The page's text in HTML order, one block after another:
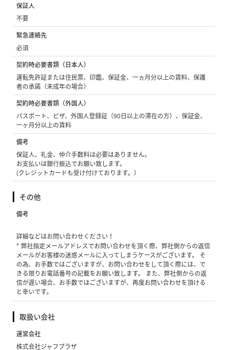
保証人
不要
緊急連絡先
必須
契約時必要書類（日本人）
運転免許証または住民票、印鑑、保証金、一ヵ月分以上の賃料、保護
者の承諾（未成年の場合）
契約時必要書類（外国人）
パスポート、ビザ、外国人登録証（90日以上の滞在の方）、保証金、
一ヶ月分以上の賃料
備考
保証人、礼金、仲介手数料は必要はありません。
お支払いは銀行振込でお願い致します。
(クレジットカードも受け付けております。）
その他
備考
詳細などはお問い合わせください！
* 弊社指定メールアドレスでお問い合わせを頂く際、弊社側からの返信
メールがお客様の迷惑メールに入ってしまうケースがございます。 そ
の為、お手数ではございますが、お問い合わせをして頂く際には、で
きる限りお電話番号の記載をお願い致します。 また、弊社側からの返
信が遅い場合、お手数ではございますが、再度お問い合わせを頂ける
と幸いです。
取扱い会社
運営会社
株式会社ジャフプラザ